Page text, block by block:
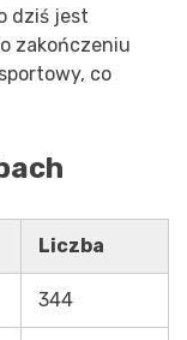
dziś jest
zakończeniu
co
Liczba
344